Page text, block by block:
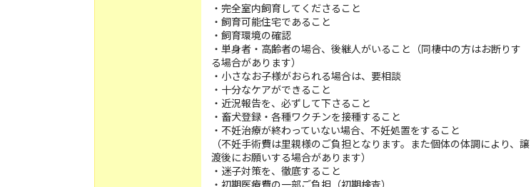
・完全室内飼育してくださること
・飼育可能住宅であること
・飼育環境の確認
・単身者・高齢者の場合、後継人がいること（同棲中の方はお断りす
る場合があります）
・小さなお子様がおられる場合は、要相談
・十分なケアができること
・近況報告を、必ずして下さること
・畜犬登録・各種ワクチンを接種すること
・不妊治療が終わっていない場合、不妊処置をすること
（不妊手術費は里親様のご負担となります。また個体の体調により、譲
渡後にお願いする場合があります）
・迷子対策を、徹底すること
・初期医療費の一部ご負担（初期検査）